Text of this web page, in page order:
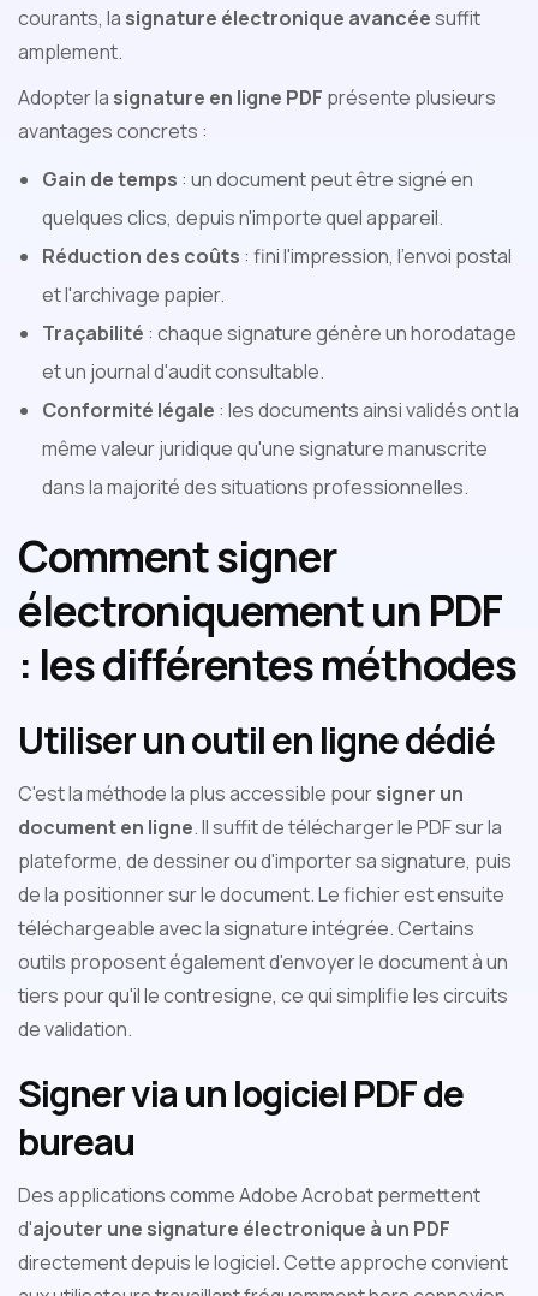
courants, la signature électronique avancéesuffit
amplement.
Adopter la signature en ligne PDF présente plusieurs
avantages concrets :
Gain de temps : un document peut être signé en
quelques clics, depuis n'importe quel appareil.
Réduction des coûts : fini l'impression, l'envoi postal
et l'archivage papier.
Traçabilité : chaque signature génère un horodatage
et un journal d'audit consultable.
Conformité légale : les documents ainsi validés ont la
même valeur juridique qu'une signature manuscrite
dans la majorité des situations professionnelles.
Comment signer
électroniquement un PDF
: les différentes méthodes
Utiliser un outil en ligne dédié
C'est la méthode la plus accessible poursigner un
document en ligne. Il suffit de télécharger le PDF sur la
plateforme, de dessiner ou d'importer sa signature, puis
de la positionner sur le document. Le fichier est ensuite
téléchargeable avec la signature intégrée. Certains
outils proposent également d'envoyer le document à un
tiers pour qu'il le contresigne, ce qui simplifie les circuits
de validation.
Signer via un logiciel PDF de
bureau
Des applications comme Adobe Acrobat permettent
d'ajouter une signature électronique à un PDF
directement depuis le logiciel. Cette approche convient